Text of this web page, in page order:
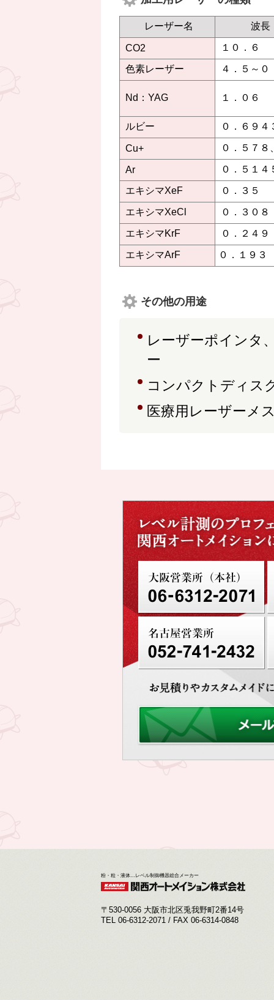
レーザー名 波長
CO2 １０．６
色素レーザー ４．５～０
Nd：YAG １．０６
ルビー ０．６９４
Cu+ ０．５７８
Ar ０．５１４
エキシマXeF ０．３５
エキシマXeCl ０．３０８
エキシマKrF ０．２４９
エキシマArF ０．１９３
その他の用途
レーザーポインタ
ー
コンパクトディス
医療用レーザーメ
粉・粒・液体…レベル制御機器総合メーカー
〒530-0056 大阪市北区兎我野町2番14号
TEL 06-6312-2071 / FAX 06-6314-0848